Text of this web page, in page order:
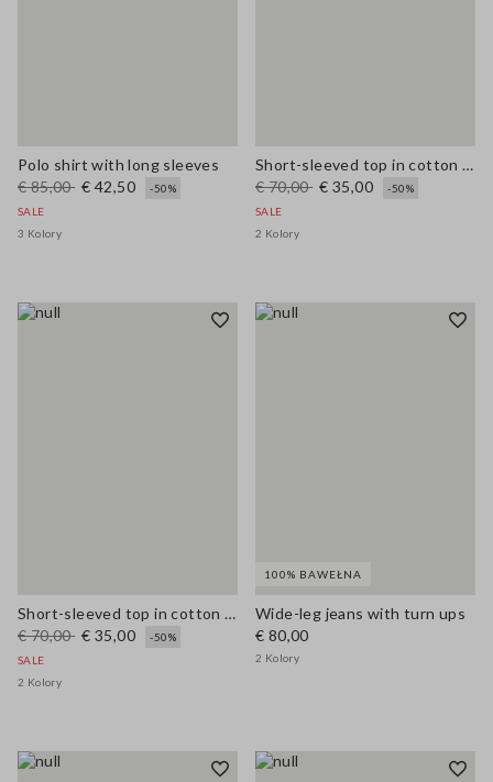
Polo shirt with long sleeves
€ 85,00 € 42,50
-50%
SALE
3 Kolory
Short-sleeved top in cotton and linen
€ 70,00 € 35,00
-50%
SALE
2 Kolory
Short-sleeved top in cotton and linen
€ 70,00 € 35,00
-50%
SALE
2 Kolory
100% BAWEŁNA
Wide-leg jeans with turn ups
€ 80,00
2 Kolory